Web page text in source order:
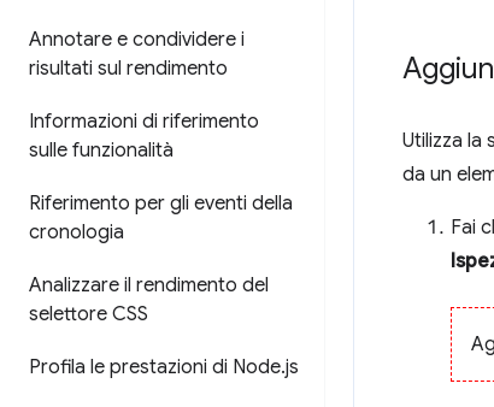
Annotare e condividere i
risultati sul rendimento
Informazioni di riferimento
sulle funzionalità
Riferimento per gli eventi della
cronologia
Analizzare il rendimento del
selettore CSS
Profila le prestazioni di Node.js
Utilizza la
da un
Fai